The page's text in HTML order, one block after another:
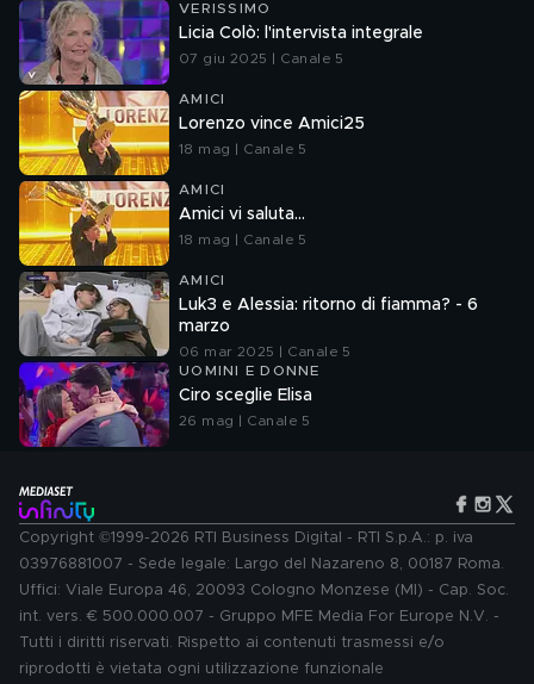
VERISSIMO
Licia Colò: l'intervista integrale
07 giu 2025 | Canale 5
AMICI
Lorenzo vince Amici25
18 mag | Canale 5
AMICI
Amici vi saluta...
18 mag | Canale 5
AMICI
Luk3 e Alessia: ritorno di fiamma? - 6
marzo
06 mar 2025 | Canale 5
UOMINI E DONNE
Ciro sceglie Elisa
26 mag | Canale 5
Copyright ©1999-2026 RTI Business Digital - RTI S.p.A.: p. iva
03976881007 - Sede legale: Largo del Nazareno 8, 00187 Roma.
Uffici: Viale Europa 46, 20093 Cologno Monzese (MI) - Cap. Soc.
int. vers. € 500.000.007 - Gruppo MFE Media For Europe N.V. -
Tutti i diritti riservati. Rispetto ai contenuti trasmessi e/o
riprodotti è vietata ogni utilizzazione funzionale